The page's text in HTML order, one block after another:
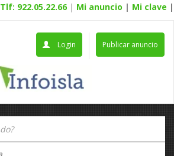
Tlf: 922.05.22.66 | Mi anuncio | Mi clave |
Publicar anuncio
Login